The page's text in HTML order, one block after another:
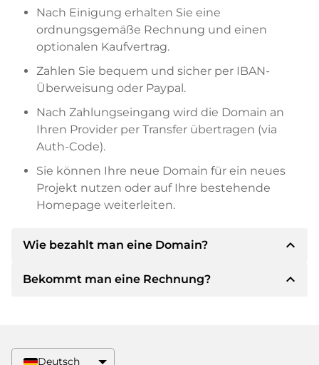
Nach Einigung erhalten Sie eine
ordnungsgemäße Rechnung und einen
optionalen Kaufvertrag.
Zahlen Sie bequem und sicher per IBAN-
Überweisung oder Paypal.
Nach Zahlungseingang wird die Domain an
Ihren Provider per Transfer übertragen (via
Auth-Code).
Sie können Ihre neue Domain für ein neues
Projekt nutzen oder auf Ihre bestehende
Homepage weiterleiten.
Wie bezahlt man eine Domain? expand_less
Nach einer Einigung wird der Inhaber Ihnen die
Zahlungsmethoden anbieten.
Bekommt man eine Rechnung? expand_less
größeren Kaufpreisen bekommen Sie auf
Deutsch